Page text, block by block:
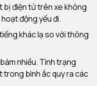
bị điện tử trên xe không
động yếu đi.
khác lạ so với thông
nhiều. Tình trạng
trong bình ắc quy ra các